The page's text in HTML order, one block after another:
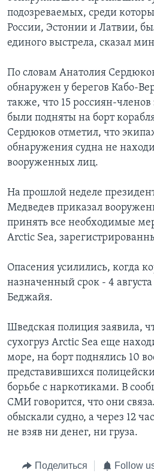
Языки
подозреваемых, среди
России, Эстонии и Латвии,
единого выстрела, сказал
По словам Анатолия
обнаружен у берегов Кабо-
также, что 15 россиян-
были подняты на борт
Сердюков отметил, что
обнаружения судна не
вооруженных лиц.
На прошлой неделе
Медведев приказал
принять все необходимые
Arctic Sea,
Опасения усилились, когда
назначенный срок - 4
Беджайя.
Шведская полиция заявила,
сухогруз Arctic Sea еще
море, на борт поднялись 10
представившихся
борьбе с наркотиками. В
СМИ говорится, что они
обыскали судно, а через 12
не взяв ни денег, ни груза.
Поделиться Follow